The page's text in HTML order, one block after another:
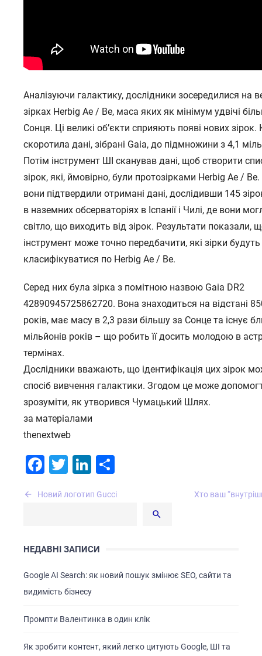
Аналізуючи галактику, дослідники зосередилися на
зірках Herbig Ae / Be, маса яких як мінімум удвічі
Сонця. Ці великі об’єкти сприяють появі нових
скоротила дані, зібрані Gaia, до підмножини з 4,1
Потім інструмент ШІ сканував дані, щоб створити
зірок, які, ймовірно, були протозірками Herbig Ae /
вони підтвердили отримані дані, дослідивши 145
в наземних обсерваторіях в Іспанії і Чилі, де вони
світло, що виходить від зірок. Результати показали,
інструмент може точно передбачити, які зірки будуть
класифікуватися по Herbig Ae / Be.
Серед них була зірка з помітною назвою Gaia DR2
42890945725862720. Вона знаходиться на відстані
років, має масу в 2,3 рази більшу за Сонце та існує
мільйонів років – що робить її досить молодою в
термінах.
Дослідники вважають, що ідентифікація цих зірок
спосіб вивчення галактики. Згодом це може
зрозуміти, як утворився Чумацький Шлях.
за матеріалами
thenextweb
Facebook
TwitterLinkedIn
Навігація
Новий логотип Gucci Хто ваш
НЕДАВНІ ЗАПИСИ
Google AI Search: як новий пошук змінює SEO, сайти та
видимість бізнесу
Промпти Валентинка в один клік
Як зробити контент, який легко цитують Google, ШІ та